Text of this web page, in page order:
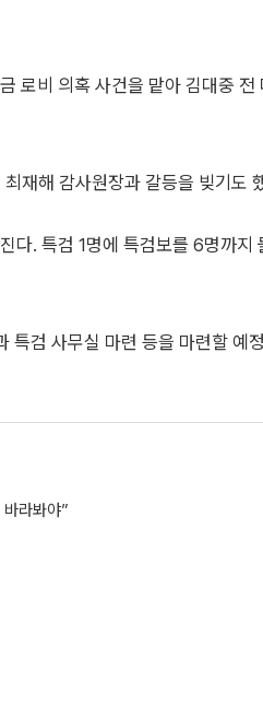
로비 의혹 사건을 맡아 김대중 전
재해 감사원장과 갈등을 빚기도
다. 특검 1명에 특검보를 6명까지
검 사무실 마련 등을 마련할 예
라봐야”